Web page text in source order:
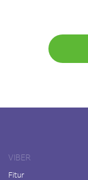
VIBER
Fitur